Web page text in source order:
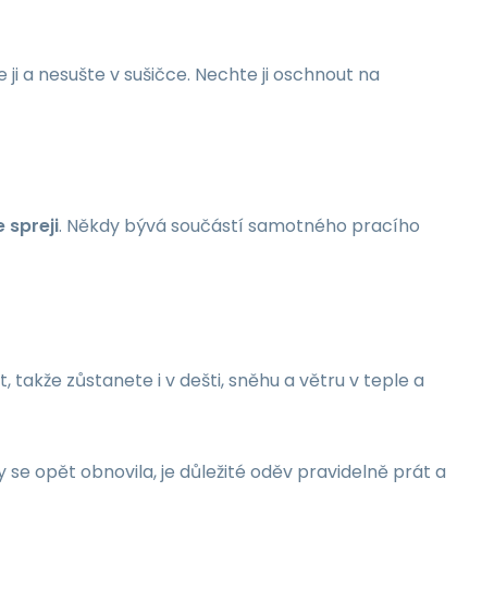
a nesušte v sušičce. Nechte ji oschnout na
spreji. Někdy bývá součástí samotného pracího
zůstanete i v dešti, sněhu a větru v teple a
opět obnovila, je důležité oděv pravidelně prát a